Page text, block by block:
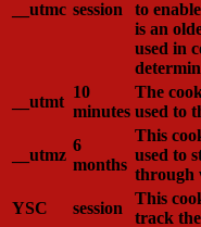
__utmc session
to
is an
used in
__utmt
10
minutes
The
used to
__utmz
6
months
This
used to
through
YSC
session
This
track